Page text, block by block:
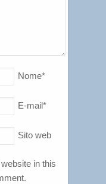
Nome*
E-mail*
Sito web
in this